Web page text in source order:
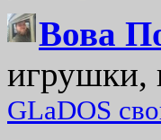
Вова
игрушки,
GLaDOS